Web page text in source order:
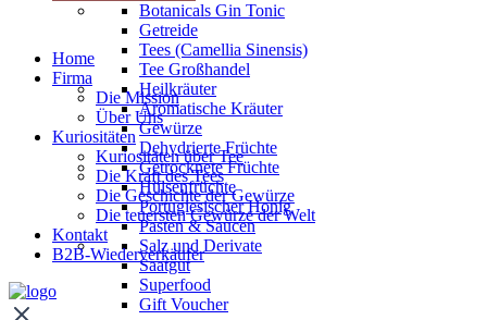
Botanicals Gin Tonic
Getreide
Tees (Camellia Sinensis)
Tee Großhandel
Heilkräuter
Aromatische Kräuter
Gewürze
Dehydrierte Früchte
Getrocknete Früchte
Hülsenfrüchte
Portugiesischer Honig
Pasten & Saucen
Salz und Derivate
Saatgut
Superfood
Gift Voucher
Home
Firma
Die Mission
Über Uns
Kuriositäten
Kuriositäten über Tee
Die Kraft des Tees
Die Geschichte der Gewürze
Die teuersten Gewürze der Welt
Kontakt
B2B-Wiederverkäufer